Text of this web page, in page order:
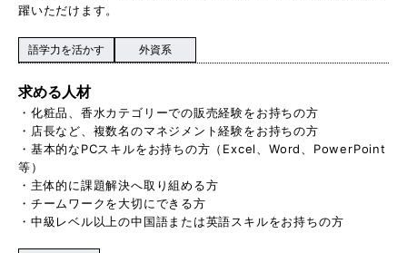
躍いただけます。
語学力を活かす 外資系
求める人材
・化粧品、香水カテゴリーでの販売経験をお持ちの方
・店長など、複数名のマネジメント経験をお持ちの方
・基本的なPCスキルをお持ちの方（Excel、Word、PowerPoint
等）
・主体的に課題解決へ取り組める方
・チームワークを大切にできる方
・中級レベル以上の中国語または英語スキルをお持ちの方